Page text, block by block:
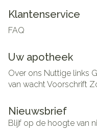
Klantenservice
FAQ
Uw apotheek
Over ons Nuttige links
van wachtVoorschrift
Nieuwsbrief
Blijf op de hoogte van